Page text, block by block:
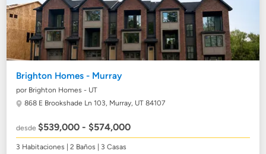
Brighton Homes - Murray
por Brighton Homes - UT
868 E Brookshade Ln 103, Murray, UT 84107
desde$539,000 - $574,000
3 Habitaciones | 2 Baños | 3 Casas